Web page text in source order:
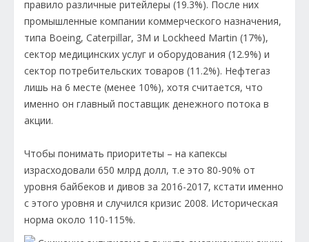
правило различные ритейлеры (19.3%). После них
промышленные компании коммерческого назначения,
типа Boeing, Caterpillar, 3M и Lockheed Martin (17%),
сектор медицинских услуг и оборудования (12.9%) и
сектор потребительских товаров (11.2%). Нефтегаз
лишь на 6 месте (менее 10%), хотя считается, что
именно он главный поставщик денежного потока в
акции.
Чтобы понимать приоритеты – на капексы
израсходовали 650 млрд долл, т.е это 80-90% от
уровня байбеков и дивов за 2016-2017, кстати именно
с этого уровня и случился кризис 2008. Историческая
норма около 110-115%.